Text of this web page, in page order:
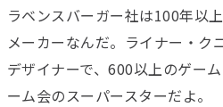
ラベンスバーガー社は100年以
メーカーなんだ。ライナー・ク
デザイナーで、600以上のゲー
ーム会のスーパースターだよ。